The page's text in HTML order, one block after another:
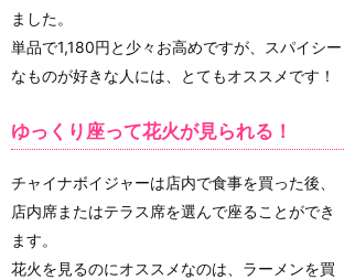
ました。
単品で1,180円と少々お高めですが、スパイシー
なものが好きな人には、とてもオススメです！
ゆっくり座って花火が見られる！
チャイナボイジャーは店内で食事を買った後、
店内席またはテラス席を選んで座ることができ
ます。
花火を見るのにオススメなのは、ラーメンを買